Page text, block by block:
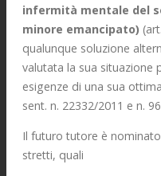
infermità mentale del
minore emancipato)
qualunque soluzione
valutata la sua situazione
esigenze di una sua
sent. n. 22332/2011 e n.
Il futuro tutore è
stretti, quali